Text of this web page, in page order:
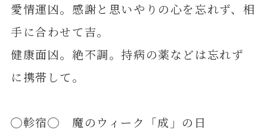
愛情運凶。感謝と思いやりの心を忘れず、相
手に合わせて吉。
健康面凶。絶不調。持病の薬などは忘れず
に携帯して。
◯軫宿◯ 魔のウィーク「成」の日